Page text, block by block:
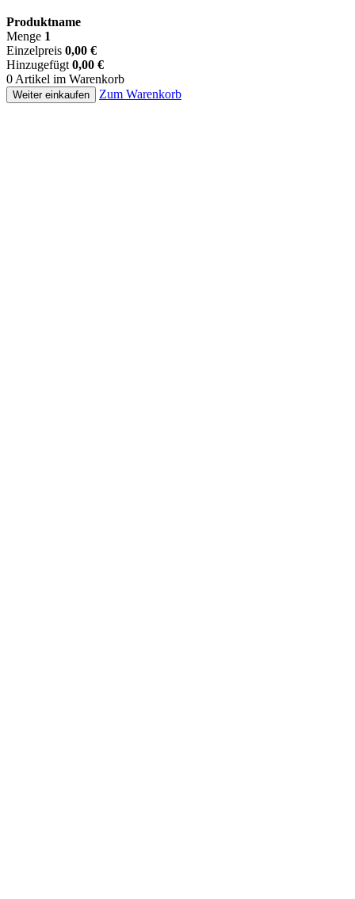
Produktname
Menge 1
Einzelpreis 0,00 €
Hinzugefügt 0,00 €
0 Artikel im Warenkorb
Weiter einkaufen Zum Warenkorb